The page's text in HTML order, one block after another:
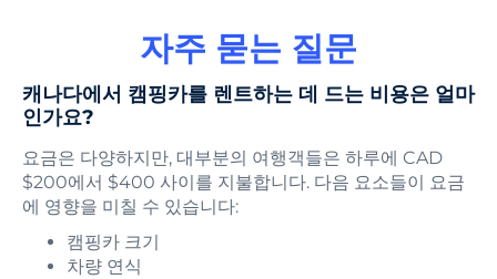
자주 묻는 질문
캐나다에서 캠핑카를 렌트하는 데 드는 비용은 얼마
인가요?
요금은 다양하지만, 대부분의 여행객들은 하루에 CAD
$200에서 $400 사이를 지불합니다. 다음 요소들이 요금
에 영향을 미칠 수 있습니다:
캠핑카 크기
차량 연식